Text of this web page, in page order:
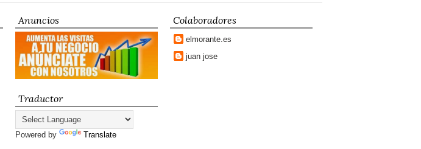
Anuncios
Traductor
Powered by Translate
Colaboradores
elmorante.es
juan jose